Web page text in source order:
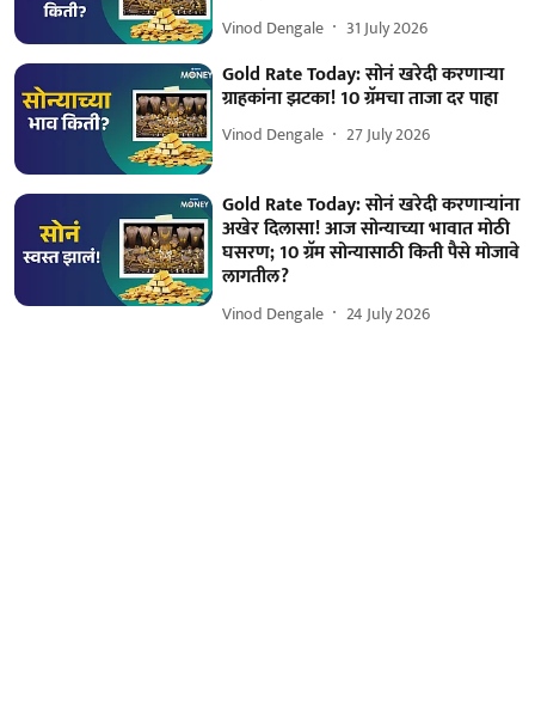
Vinod Dengale 31 July 2026
Gold Rate Today: सोनं खरेदी करणाऱ्या
ग्राहकांना झटका! 10 ग्रॅमचा ताजा दर पाहा
Vinod Dengale 27 July 2026
Gold Rate Today: सोनं खरेदी करणाऱ्यांना
अखेर दिलासा! आज सोन्याच्या भावात मोठी
घसरण; 10 ग्रॅम सोन्यासाठी किती पैसे मोजावे
लागतील?
Vinod Dengale 24 July 2026